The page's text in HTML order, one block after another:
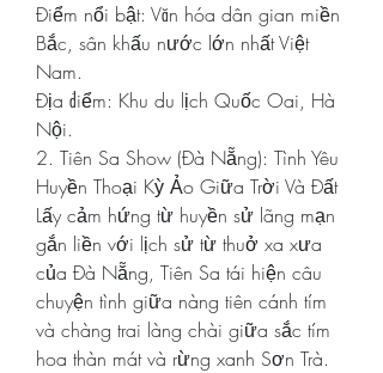
Điểm nổi bật: Văn hóa dân gian miền
Bắc, sân khấu nước lớn nhất Việt
Nam.
Địa điểm: Khu du lịch Quốc Oai, Hà
Nội.
2. Tiên Sa Show (Đà Nẵng): Tình Yêu
Huyền Thoại Kỳ Ảo Giữa Trời Và Đất
Lấy cảm hứng từ huyền sử lãng mạn
gắn liền với lịch sử từ thuở xa xưa
của Đà Nẵng, Tiên Sa tái hiện câu
chuyện tình giữa nàng tiên cánh tím
và chàng trai làng chài giữa sắc tím
hoa thàn mát và rừng xanh Sơn Trà.